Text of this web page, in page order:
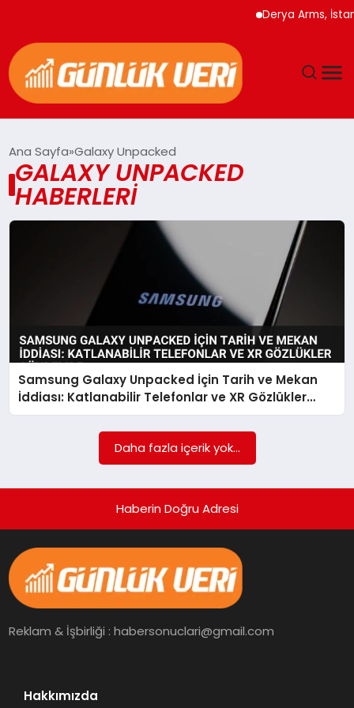
Derya Arms,
GÜNDEM
YAŞAM
GENEL
SPOR
Ana Sayfa Galaxy Unpacked
GALAXY UNPACKED
HABERLERI
Samsung Galaxy Unpacked İçin Tarih ve Mekan
İddiası: Katlanabilir Telefonlar ve XR Gözlükler
Gündemde
Daha fazla içerik yok...
Haberin Doğru Adresi
Reklam & İşbirliği : habersonuclari@gmail.com
Hakkımızda